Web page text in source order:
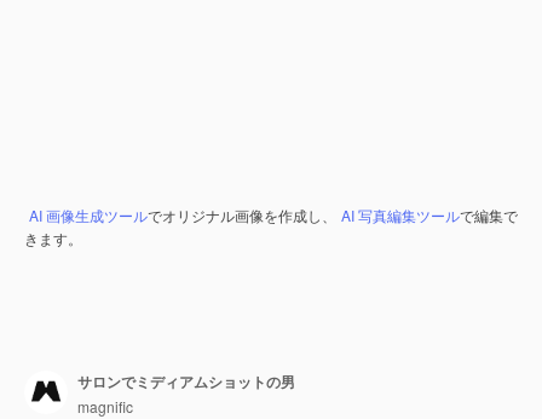
AI 画像生成ツールでオリジナル画像を作成し、 AI 写真編集ツールで編集で
きます。
サロンでミディアムショットの男
magnific